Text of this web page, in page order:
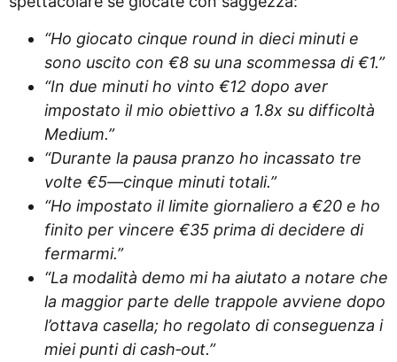
“Ho giocato cinque round in dieci minuti e
sono uscito con €8 su una scommessa di €1.”
“In due minuti ho vinto €12 dopo aver
impostato il mio obiettivo a 1.8x su difficoltà
Medium.”
“Durante la pausa pranzo ho incassato tre
volte €5—cinque minuti totali.”
“Ho impostato il limite giornaliero a €20 e ho
finito per vincere €35 prima di decidere di
fermarmi.”
“La modalità demo mi ha aiutato a notare che
la maggior parte delle trappole avviene dopo
l’ottava casella; ho regolato di conseguenza i
miei punti di cash‑out.”